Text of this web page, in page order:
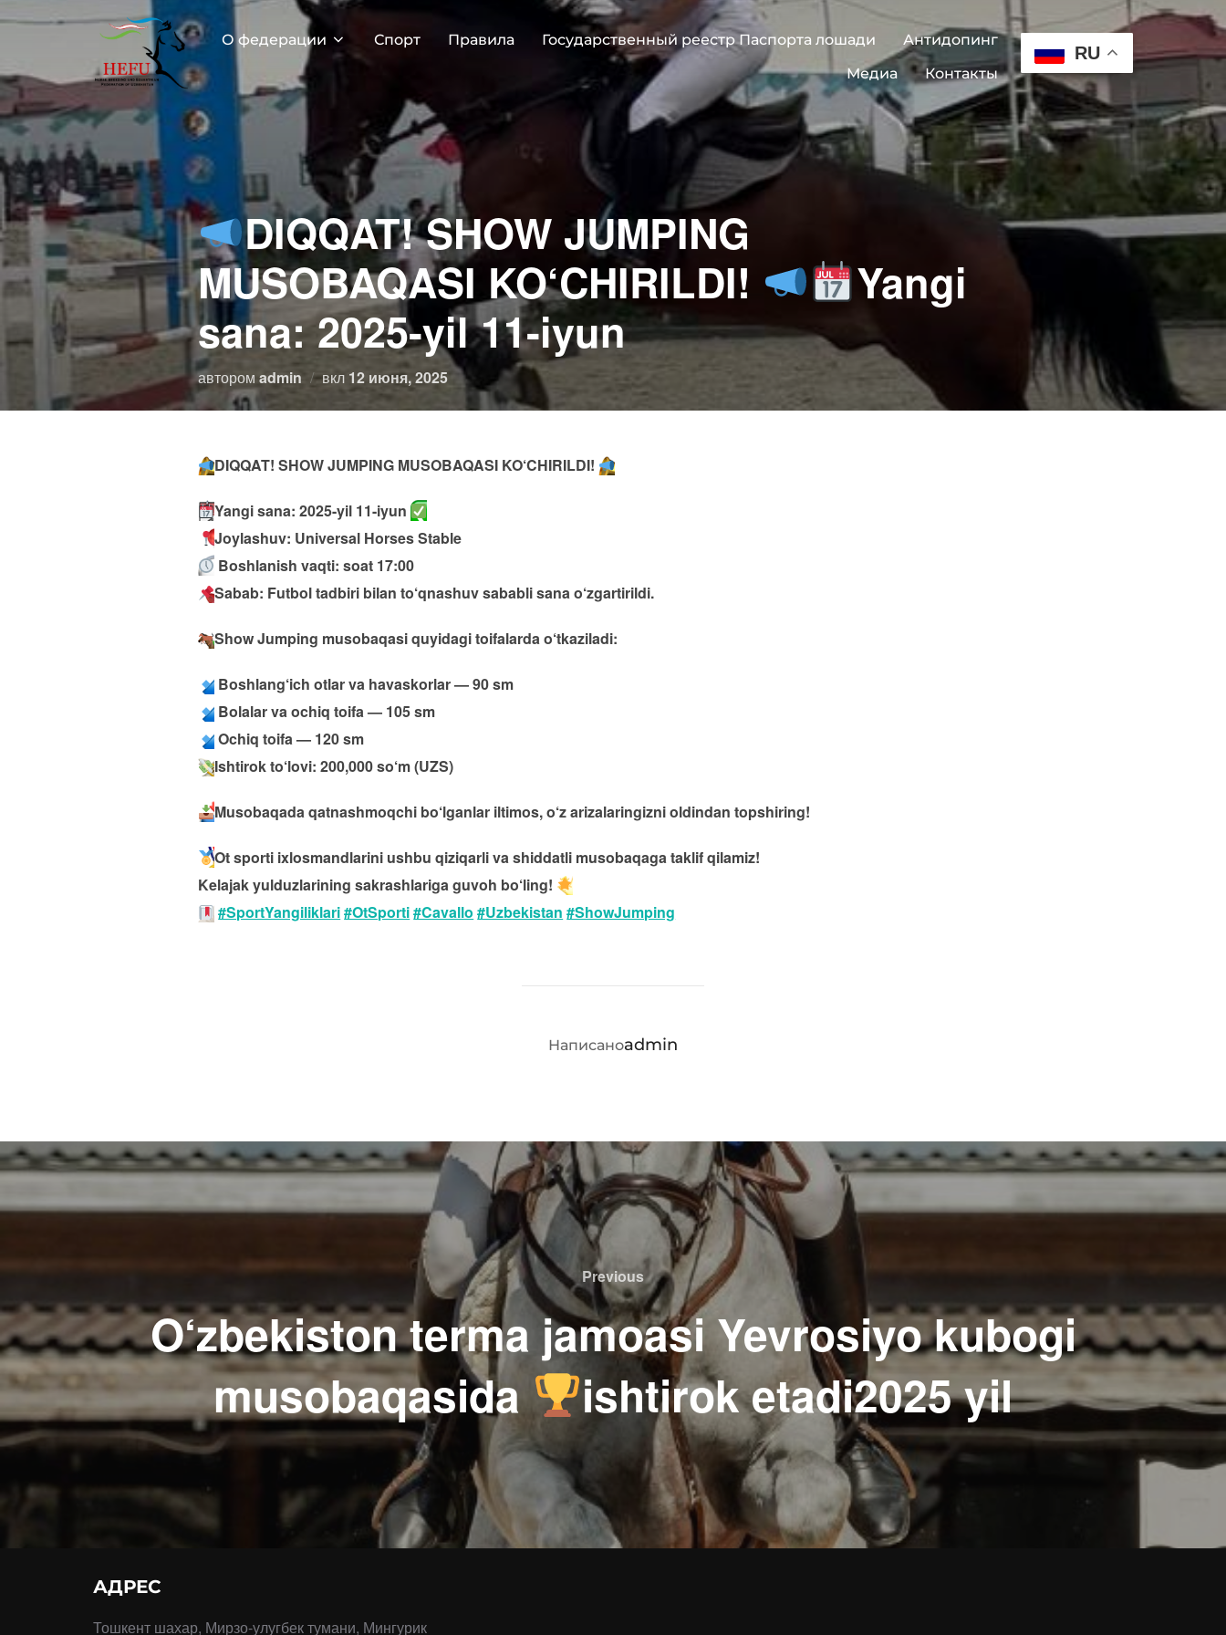
О федерации Спорт Правила Государственный реестр Паспорта лошади
Антидопинг
Медиа
Контакты
RU
DIQQAT! SHOW JUMPING
MUSOBAQASI KO‘CHIRILDI!
Yangi
sana: 2025-yil 11-iyun
автором admin вкл Опубликовано
12 июня, 2025
DIQQAT! SHOW JUMPING MUSOBAQASI KO‘CHIRILDI!
Yangi sana: 2025-yil 11-iyun
Joylashuv: Universal Horses Stable
Boshlanish vaqti: soat 17:00
Sabab: Futbol tadbiri bilan to‘qnashuv sababli sana o‘zgartirildi.
Show Jumping musobaqasi quyidagi toifalarda o‘tkaziladi:
Boshlang‘ich otlar va havaskorlar — 90 sm
Bolalar va ochiq toifa — 105 sm
Ochiq toifa — 120 sm
Ishtirok to‘lovi: 200,000 so‘m (UZS)
Musobaqada qatnashmoqchi bo‘lganlar iltimos, o‘z arizalaringizni oldindan topshiring!
Ot sporti ixlosmandlarini ushbu qiziqarli va shiddatli musobaqaga taklif qilamiz!
Kelajak yulduzlarining sakrashlariga guvoh bo‘ling!
#SportYangiliklari#OtSporti#Cavallo #Uzbekistan #ShowJumping
АВТОР ЗАПИСИ
Написаноadmin
Навигация
записям
Previous
Previous
O‘zbekiston terma jamoasi Yevrosiyo kubogi
musobaqasida
ishtirok etadi2025 yil
АДРЕС
Тошкент шахар, Мирзо-улугбек тумани, Мингурик